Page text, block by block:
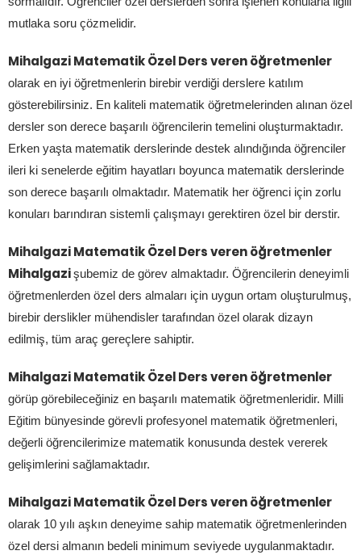
mutlaka soru çözmelidir.
Mihalgazi Matematik Özel Ders veren öğretmenler
olarak en iyi öğretmenlerin birebir verdiği derslere katılım
gösterebilirsiniz. En kaliteli matematik öğretmelerinden alınan özel
dersler son derece başarılı öğrencilerin temelini oluşturmaktadır.
Erken yaşta matematik derslerinde destek alındığında öğrenciler
ileri ki senelerde eğitim hayatları boyunca matematik derslerinde
son derece başarılı olmaktadır. Matematik her öğrenci için zorlu
konuları barındıran sistemli çalışmayı gerektiren özel bir derstir.
Mihalgazi Matematik Özel Ders veren öğretmenler
Mihalgazişubemiz de görev almaktadır. Öğrencilerin deneyimli
öğretmenlerden özel ders almaları için uygun ortam oluşturulmuş,
birebir derslikler mühendisler tarafından özel olarak dizayn
edilmiş, tüm araç gereçlere sahiptir.
Mihalgazi Matematik Özel Ders veren öğretmenler
görüp görebileceğiniz en başarılı matematik öğretmenleridir. Milli
Eğitim bünyesinde görevli profesyonel matematik öğretmenleri,
değerli öğrencilerimize matematik konusunda destek vererek
gelişimlerini sağlamaktadır.
Mihalgazi Matematik Özel Ders veren öğretmenler
olarak 10 yılı aşkın deneyime sahip matematik öğretmenlerinden
özel dersi almanın bedeli minimum seviyede uygulanmaktadır.